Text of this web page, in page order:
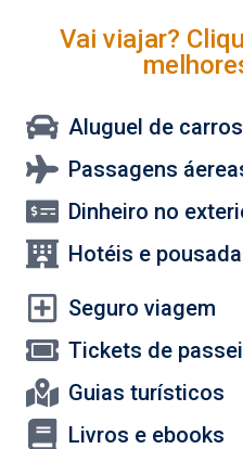
Vai viajar?
Aluguel de carros
Passagens
Dinheiro no
Hotéis e
Seguro viagem
Tickets de
Guias turísticos
Livros e ebooks